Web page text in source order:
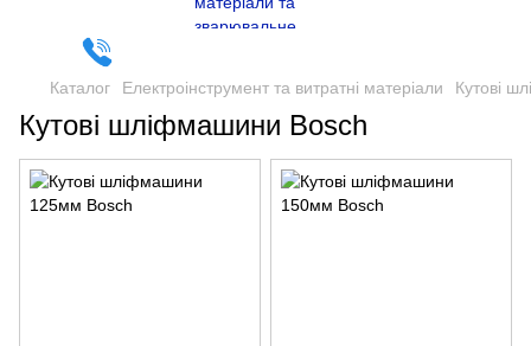
Каталог Електроінструмент та витратні матеріали Кутові
Кутові шліфмашини Bosch